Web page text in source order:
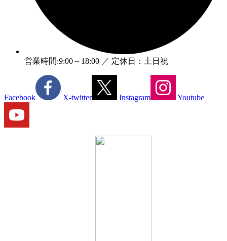
営業時間:9:00～18:00 ／ 定休日：土日祝
Facebook X-twitter Instagram Youtube